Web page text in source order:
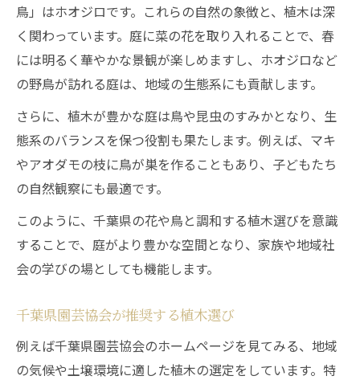
鳥」はホオジロです。これらの自然の象徴と、植木は深
く関わっています。庭に菜の花を取り入れることで、春
には明るく華やかな景観が楽しめますし、ホオジロなど
の野鳥が訪れる庭は、地域の生態系にも貢献します。
さらに、植木が豊かな庭は鳥や昆虫のすみかとなり、生
態系のバランスを保つ役割も果たします。例えば、マキ
やアオダモの枝に鳥が巣を作ることもあり、子どもたち
の自然観察にも最適です。
このように、千葉県の花や鳥と調和する植木選びを意識
することで、庭がより豊かな空間となり、家族や地域社
会の学びの場としても機能します。
千葉県園芸協会が推奨する植木選び
例えば千葉県園芸協会のホームページを見てみる、地域
の気候や土壌環境に適した植木の選定をしています。特